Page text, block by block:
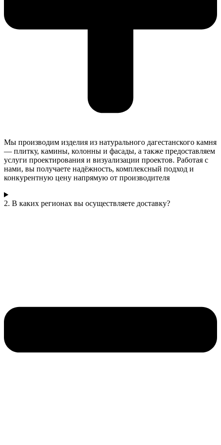
Мы производим изделия из натурального дагестанского камня
— плитку, камины, колонны и фасады, а также предоставляем
услуги проектирования и визуализации проектов. Работая с
нами, вы получаете надёжность, комплексный подход и
конкурентную цену напрямую от производителя
2. В каких регионах вы осуществляете доставку?